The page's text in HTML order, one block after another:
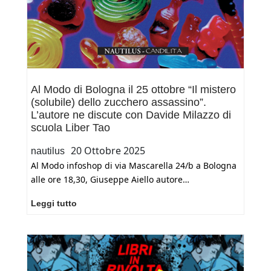
Al Modo di Bologna il 25 ottobre “Il mistero
(solubile) dello zucchero assassino”.
L’autore ne discute con Davide Milazzo di
scuola Liber Tao
nautilus 20 Ottobre 2025
Al Modo infoshop di via Mascarella 24/b a Bologna
alle ore 18,30, Giuseppe Aiello autore…
Leggi tutto
Bologna
il